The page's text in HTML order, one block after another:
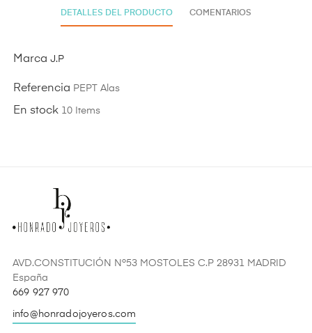
DETALLES DEL PRODUCTO COMENTARIOS
Marca J.P
Referencia PEPT Alas
En stock 10 Items
AVD.CONSTITUCIÓN Nº53 MOSTOLES C.P 28931 MADRID
España
669 927 970
info@honradojoyeros.com